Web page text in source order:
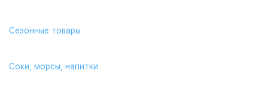
Сезонные товары
Соки, морсы, напитки